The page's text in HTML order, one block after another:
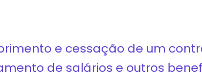
e cessação de um
de salários e outros